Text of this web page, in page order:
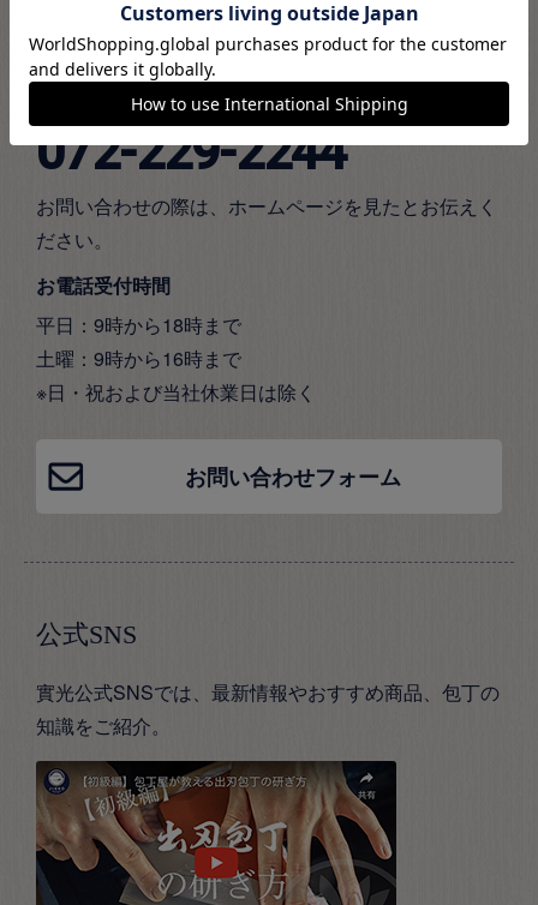
お電話でのお問い合わせ
072-229-2244
お問い合わせの際は、ホームページを見たとお伝えく
ださい。
お電話受付時間
平日：9時から18時まで
土曜：9時から16時まで
※日・祝および当社休業日は除く
お問い合わせフォーム
公式SNS
實光公式SNSでは、最新情報やおすすめ商品、包丁の
知識をご紹介。